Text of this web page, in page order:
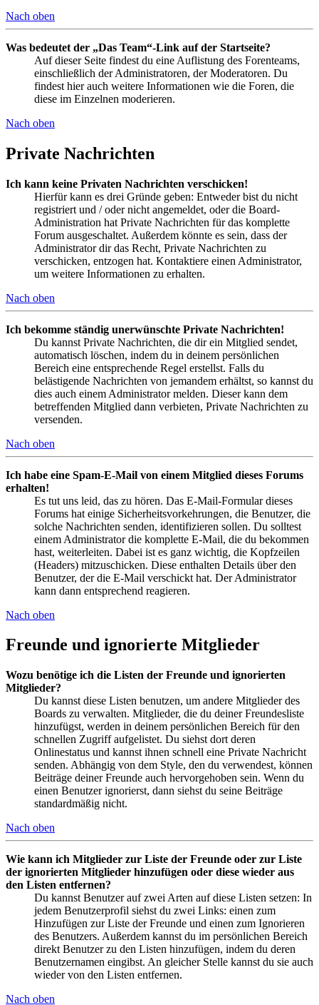
Nach oben
Was bedeutet der „Das Team“-Link auf der Startseite?
Auf dieser Seite findest du eine Auflistung des Forenteams,
einschließlich der Administratoren, der Moderatoren. Du
findest hier auch weitere Informationen wie die Foren, die
diese im Einzelnen moderieren.
Nach oben
Private Nachrichten
Ich kann keine Privaten Nachrichten verschicken!
Hierfür kann es drei Gründe geben: Entweder bist du nicht
registriert und / oder nicht angemeldet, oder die Board-
Administration hat Private Nachrichten für das komplette
Forum ausgeschaltet. Außerdem könnte es sein, dass der
Administrator dir das Recht, Private Nachrichten zu
verschicken, entzogen hat. Kontaktiere einen Administrator,
um weitere Informationen zu erhalten.
Nach oben
Ich bekomme ständig unerwünschte Private Nachrichten!
Du kannst Private Nachrichten, die dir ein Mitglied sendet,
automatisch löschen, indem du in deinem persönlichen
Bereich eine entsprechende Regel erstellst. Falls du
belästigende Nachrichten von jemandem erhältst, so kannst du
dies auch einem Administrator melden. Dieser kann dem
betreffenden Mitglied dann verbieten, Private Nachrichten zu
versenden.
Nach oben
Ich habe eine Spam-E-Mail von einem Mitglied dieses Forums
erhalten!
Es tut uns leid, das zu hören. Das E-Mail-Formular dieses
Forums hat einige Sicherheitsvorkehrungen, die Benutzer, die
solche Nachrichten senden, identifizieren sollen. Du solltest
einem Administrator die komplette E-Mail, die du bekommen
hast, weiterleiten. Dabei ist es ganz wichtig, die Kopfzeilen
(Headers) mitzuschicken. Diese enthalten Details über den
Benutzer, der die E-Mail verschickt hat. Der Administrator
kann dann entsprechend reagieren.
Nach oben
Freunde und ignorierte Mitglieder
Wozu benötige ich die Listen der Freunde und ignorierten
Mitglieder?
Du kannst diese Listen benutzen, um andere Mitglieder des
Boards zu verwalten. Mitglieder, die du deiner Freundesliste
hinzufügst, werden in deinem persönlichen Bereich für den
schnellen Zugriff aufgelistet. Du siehst dort deren
Onlinestatus und kannst ihnen schnell eine Private Nachricht
senden. Abhängig von dem Style, den du verwendest, können
Beiträge deiner Freunde auch hervorgehoben sein. Wenn du
einen Benutzer ignorierst, dann siehst du seine Beiträge
standardmäßig nicht.
Nach oben
Wie kann ich Mitglieder zur Liste der Freunde oder zur Liste
der ignorierten Mitglieder hinzufügen oder diese wieder aus
den Listen entfernen?
Du kannst Benutzer auf zwei Arten auf diese Listen setzen: In
jedem Benutzerprofil siehst du zwei Links: einen zum
Hinzufügen zur Liste der Freunde und einen zum Ignorieren
des Benutzers. Außerdem kannst du im persönlichen Bereich
direkt Benutzer zu den Listen hinzufügen, indem du deren
Benutzernamen eingibst. An gleicher Stelle kannst du sie auch
wieder von den Listen entfernen.
Nach oben